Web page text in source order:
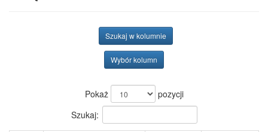
Szukaj w kolumnie
Wybór kolumn
Pokaż
pozycji
Szukaj: